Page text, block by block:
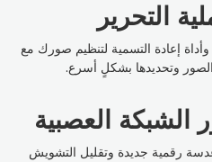
التحرير
إعادة التسمية لتنظيم صورك مع
الصور وتحديدها بشكلٍ أسرع.
الشبكة العصبية
رقمية جديدة وتقليل التشويش